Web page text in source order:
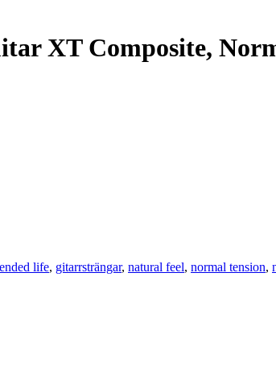
XT Composite,
life, gitarrsträngar, natural feel, normal tension,